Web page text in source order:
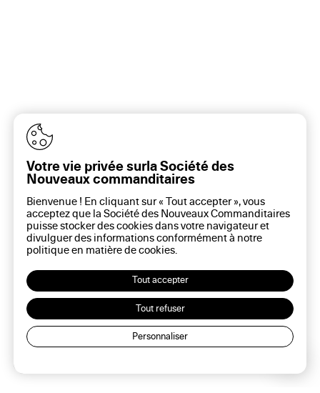
contact@la-snc.org
Inscription à la newsletter
Facebook
Instagram
Votre vie privée surla Société des
Nouveaux commanditaires
Bienvenue ! En cliquant sur « Tout accepter », vous
acceptez que la Société des Nouveaux Commanditaires
puisse stocker des cookies dans votre navigateur et
divulguer des informations conformément à notre
politique en matière decookies.
Tout accepter
Tout refuser
Personnaliser